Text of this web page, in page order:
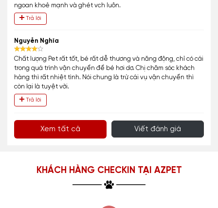
ngoan khoẻ mạnh và ghét vch luôn.
Trả lời
Nguyễn Nghĩa
Chất lượng Pet rất tốt, bé rất dễ thương và năng động, chỉ có cái
trong quá trình vận chuyển để bé hơi dơ. Chị chăm sóc khách
hàng thì rất nhiệt tình. Nói chung là trừ cái vụ vận chuyển thì
còn lại là tuyệt vời.
Trả lời
Xem tất cả Viết đánh giá
KHÁCH HÀNG CHECKIN TẠI AZPET